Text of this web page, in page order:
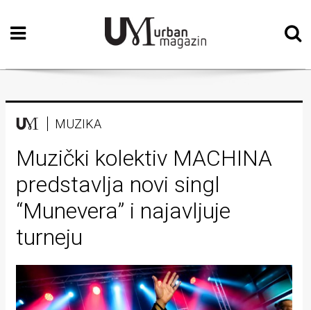
Početna
Vizualne
Teatar
Književnost
Muzika
Film
Intervju
Kolumne
Kultura
MUZIKA
Muzički kolektiv MACHINA
predstavlja novi singl
“Munevera” i najavljuje
turneju